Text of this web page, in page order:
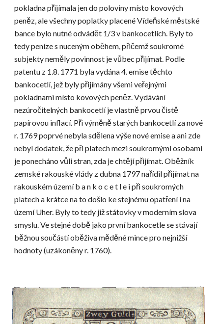
pokladna přijímala jen do poloviny místo kovových
peněz, ale všechny poplatky placené Vídeňské městské
bance bylo nutné odvádět 1/3 v bankocetlích. Byly to
tedy peníze s nuceným oběhem, přičemž soukromé
subjekty neměly povinnost je vůbec přijímat. Podle
patentu z 1.8. 1771 byla vydána 4. emise těchto
bankocetlí, jež byly přijímány všemi veřejnými
pokladnami místo kovových peněz. Vydávání
nezúročitelných bankocetlí je vlastně prvou čistě
papírovou inflací. Při výměně starých bankocetlí za nové
r. 1769 poprvé nebyla sdělena výše nové emise a ani zde
nebyl dodatek, že při platech mezi soukromými osobami
je ponecháno vůli stran, zda je chtějí přijímat. Oběžník
zemské rakouské vlády z dubna 1797 nařídil přijímat na
rakouském území b a n k o c e t l e i při soukromých
platech a krátce na to došlo ke stejnému opatření i na
území Uher. Byly to tedy již státovky v moderním slova
smyslu. Ve stejné době jako první bankocetle se stávají
běžnou součástí oběživa měděné mince pro nejnižší
hodnoty (uzákoněny r. 1760).